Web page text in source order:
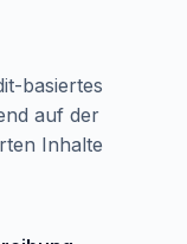
basiertes
auf der
Inhalte